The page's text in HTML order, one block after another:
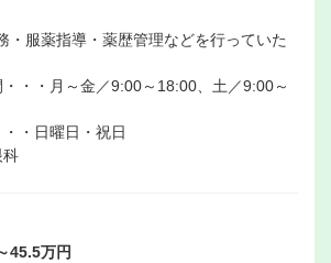
・服薬指導・薬歴管理などを行っていた
・・月～金／9:00～18:00、土／9:00～
・日曜日・祝日
科
45.5万円